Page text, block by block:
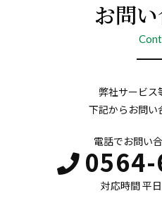
お問
弊社サービス
下記からお問い
電話でお問い
対応時間 平